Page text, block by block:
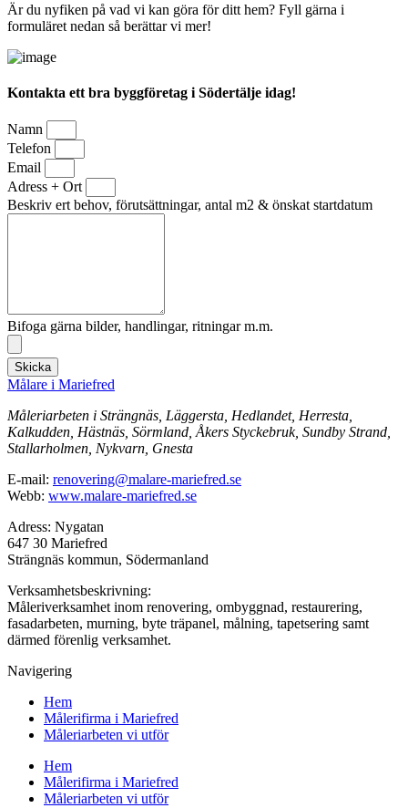
Är du nyfiken på vad vi kan göra för ditt hem? Fyll gärna i
formuläret nedan så berättar vi mer!
Kontakta ett bra byggföretag i Södertälje idag!
Namn
Telefon
Email
Adress + Ort
Beskriv ert behov, förutsättningar, antal m2 & önskat startdatum
Bifoga gärna bilder, handlingar, ritningar m.m.
Skicka
Målare i Mariefred
Måleriarbeten i Strängnäs, Läggersta, Hedlandet, Herresta,
Kalkudden, Hästnäs, Sörmland, Åkers Styckebruk, Sundby Strand,
Stallarholmen, Nykvarn, Gnesta
E-mail: renovering@malare-mariefred.se
Webb: www.malare-mariefred.se
Adress: Nygatan
647 30 Mariefred
Strängnäs kommun, Södermanland
Verksamhetsbeskrivning:
Måleriverksamhet inom renovering, ombyggnad, restaurering,
fasadarbeten, murning, byte träpanel, målning, tapetsering samt
därmed förenlig verksamhet.
Navigering
Hem
Målerifirma i Mariefred
Måleriarbeten vi utför
Hem
Målerifirma i Mariefred
Måleriarbeten vi utför